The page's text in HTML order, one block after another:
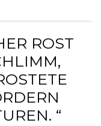
ROST
“